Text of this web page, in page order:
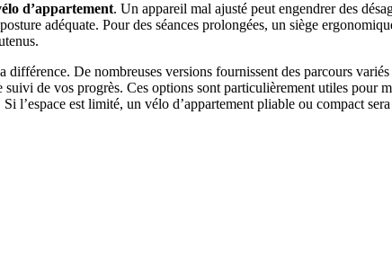
d’appartement. Un appareil mal ajusté peut engendrer des
adéquate. Pour des séances prolongées, un siège
De nombreuses versions fournissent des parcours
suivi de vos progrès. Ces options sont particulièrement utiles pour
Si l’espace est limité, un vélo d’appartement pliable ou compact